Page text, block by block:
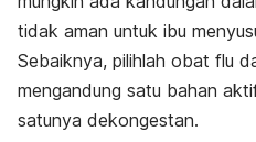
tidak aman untuk ibu
Sebaiknya, pilihlah obat flu
mengandung satu bahan
satunya dekongestan.